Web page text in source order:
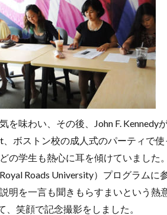
を味わい、その後、John F. Kennedy
、ボストン校の成人式のパーティで
の学生も熱心に耳を傾けていました
Roads University）プログラムに
明を一言も聞きもらすまいという熱
、笑顔で記念撮影をしました。